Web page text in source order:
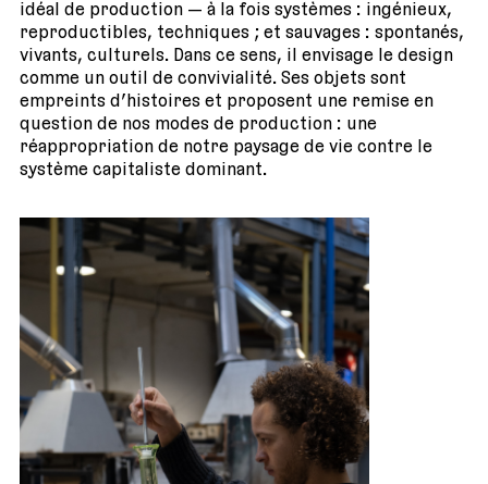
idéal de production — à la fois systèmes : ingénieux,
reproductibles, techniques ; et sauvages : spontanés,
vivants, culturels. Dans ce sens, il envisage le design
comme un outil de convivialité. Ses objets sont
empreints d’histoires et proposent une remise en
question de nos modes de production : une
réappropriation de notre paysage de vie contre le
système capitaliste dominant.